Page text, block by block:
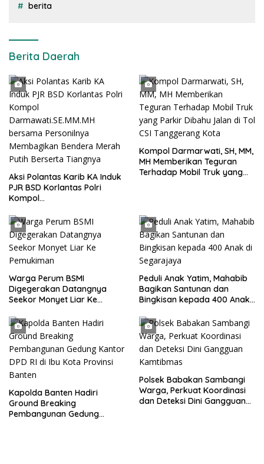
berita
Berita Daerah
Aksi Polantas Karib KA Induk
PJR BSD Korlantas Polri
Kompol
bersama Personilnya
Membagikan Bendera Merah
Putih Berserta Tiangnya
Kompol Darmarwati, SH, MM,
MH Memberikan Teguran
Terhadap Mobil Truk yang
Warga Perum BSMI
Digegerakan Datangnya
Seekor Monyet Liar Ke
Peduli Anak Yatim, Mahabib
Bagikan Santunan dan
Bingkisan kepada 400 Anak
Kapolda Banten Hadiri
Ground Breaking
Pembangunan Gedung
Polsek Babakan Sambangi
Warga, Perkuat Koordinasi
dan Deteksi Dini Gangguan